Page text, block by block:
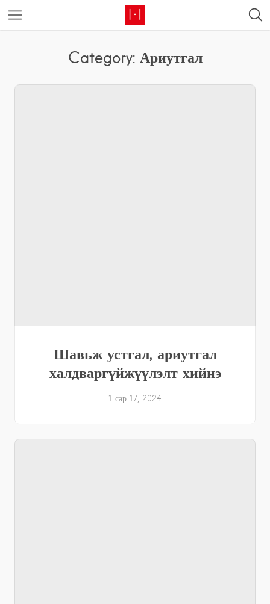
Category: Ариутгал
Шавьж устгал, ариутгал
халдваргүйжүүлэлт хийнэ
1 сар 17, 2024